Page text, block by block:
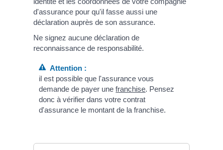
d'assurance pour qu'il fasse aussi une
déclaration auprès de son assurance.
Ne signez aucune déclaration de
reconnaissance de responsabilité.
Attention :
il est possible que l'assurance vous
demande de payer unefranchise. Pensez
donc à vérifier dans votre contrat
d'assurance le montant de la franchise.